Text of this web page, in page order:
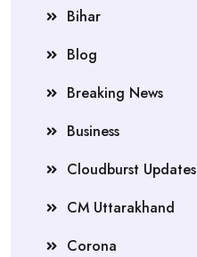
Bihar
Blog
Breaking News
Business
Cloudburst Updates
CM Uttarakhand
Corona